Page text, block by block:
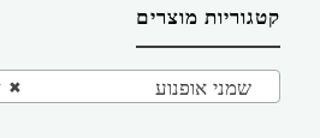
קטגוריות מוצרים
× שמני אופנוע